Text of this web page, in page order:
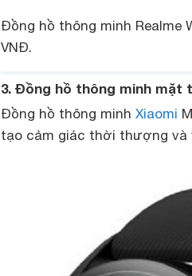
Đồng hồ thông minh Realme
VNĐ.
3. Đồng hồ thông minh mặt
Đồng hồ thông minh Xiaomi
tạo cảm giác thời thượng và